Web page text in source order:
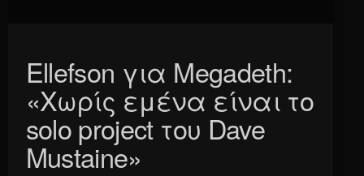
Ellefson για Megadeth:
«Χωρίς εμένα είναι το
solo project του Dave
Mustaine»